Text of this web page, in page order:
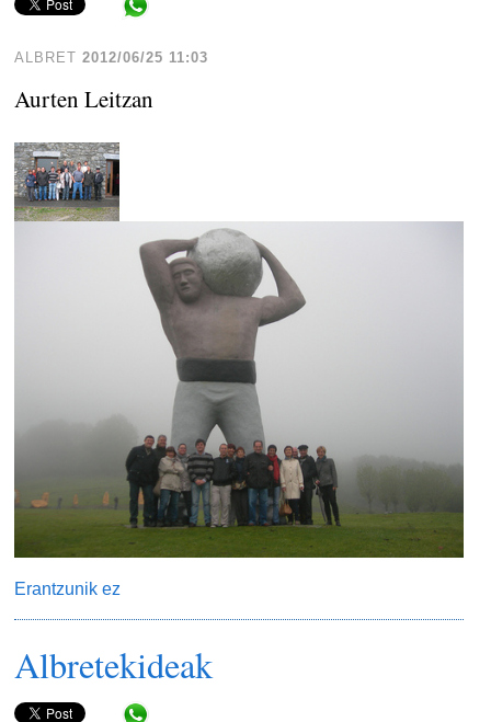
ALBRET 2012/06/25 11:03
Aurten Leitzan
Erantzunik ez
Albretekideak